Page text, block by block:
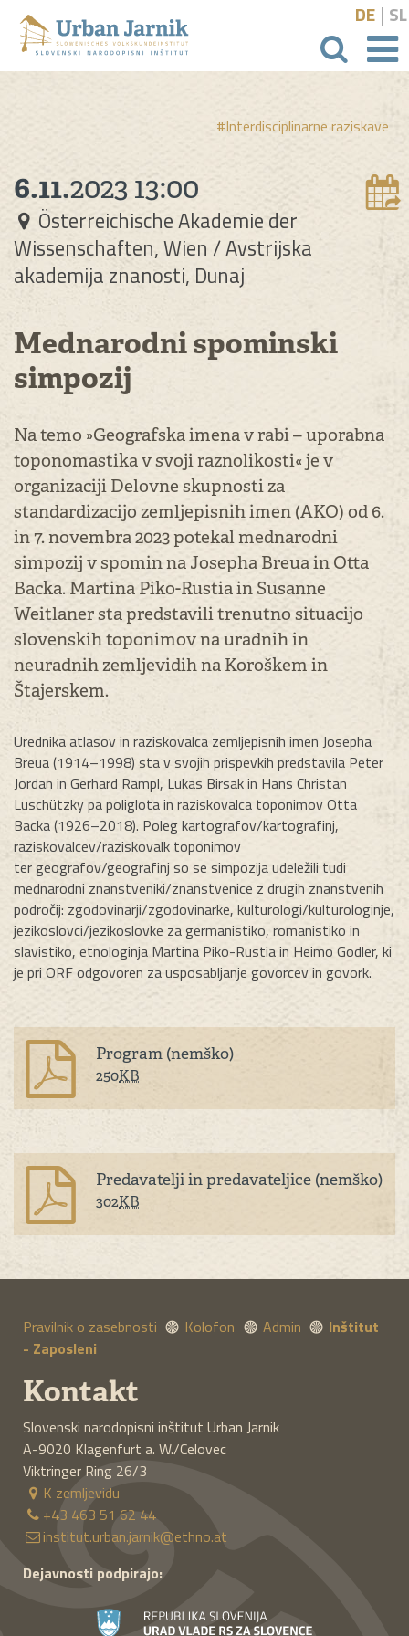
išči
DE | SL
#Interdisciplinarne raziskave
6.11.202313:00
Österreichische Akademie der
Wissenschaften, Wien / Avstrijska
akademija znanosti, Dunaj
Mednarodni spominski
simpozij
Na temo »Geografska imena v rabi – uporabna
toponomastika v svoji raznolikosti« je v
organizaciji Delovne skupnosti za
standardizacijo zemljepisnih imen (AKO) od 6.
in 7. novembra 2023 potekal mednarodni
simpozij v spomin na Josepha Breua in Otta
Backa. Martina Piko-Rustia in Susanne
Weitlaner sta predstavili trenutno situacijo
slovenskih toponimov na uradnih in
neuradnih zemljevidih na Koroškem in
Štajerskem.
Urednika atlasov in raziskovalca zemljepisnih imen Josepha
Breua (1914–1998) sta v svojih prispevkih predstavila Peter
Jordan in Gerhard Rampl, Lukas Birsak in Hans Christan
Luschützky pa poliglota in raziskovalca toponimov Otta
Backa (1926–2018). Poleg kartografov/kartografinj,
raziskovalcev/raziskovalk toponimov
ter geografov/geografinj so se simpozija udeležili tudi
mednarodni znanstveniki/znanstvenice z drugih znanstvenih
področij: zgodovinarji/zgodovinarke, kulturologi/kulturologinje,
jezikoslovci/jezikoslovke za germanistiko, romanistiko in
slavistiko, etnologinja Martina Piko-Rustia in Heimo Godler, ki
je pri ORF odgovoren za usposabljanje govorcev in govork.
Program (nemško)
250KB
Predavatelji in predavateljice (nemško)
302KB
Pravilnik o zasebnosti Kolofon Admin
Inštitut
- Zaposleni
Kontakt
Slovenski narodopisni inštitut Urban Jarnik
A-9020 Klagenfurt a. W./Celovec
Viktringer Ring 26/3
K zemljevidu
+43 463 51 62 44
institut.urban.jarnik@ethno.at
Dejavnosti podpirajo: